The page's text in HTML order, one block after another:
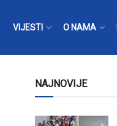
VIJESTI O NAMA
NAJNOVIJE